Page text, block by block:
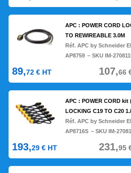
APC : POWER CORD
TO REWIREABLE 3.0M
Réf. APC by Schneider
AP8759 – SKU IM-
89,72 € HT 107,66
APC : POWER CORD kit
LOCKING C19 TO C20
Réf. APC by Schneider
AP8716S – SKU IM-
193,29 € HT 231,95